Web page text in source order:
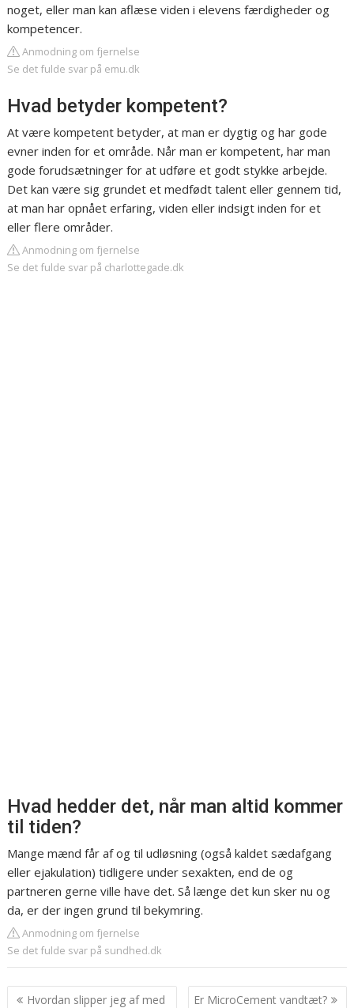
noget, eller man kan aflæse viden i elevens færdigheder og
kompetencer.
Anmodning om fjernelse
Se det fulde svar på emu.dk
Hvad betyder kompetent?
At være kompetent betyder, at man er dygtig og har gode
evner inden for et område. Når man er kompetent, har man
gode forudsætninger for at udføre et godt stykke arbejde.
Det kan være sig grundet et medfødt talent eller gennem tid,
at man har opnået erfaring, viden eller indsigt inden for et
eller flere områder.
Anmodning om fjernelse
Se det fulde svar på charlottegade.dk
Hvad hedder det, når man altid kommer
til tiden?
Mange mænd får af og til udløsning (også kaldet sædafgang
eller ejakulation) tidligere under sexakten, end de og
partneren gerne ville have det. Så længe det kun sker nu og
da, er der ingen grund til bekymring.
Anmodning om fjernelse
Se det fulde svar på sundhed.dk
Indlægsnavigation
Hvordan slipper jeg af med
Er MicroCement vandtæt?